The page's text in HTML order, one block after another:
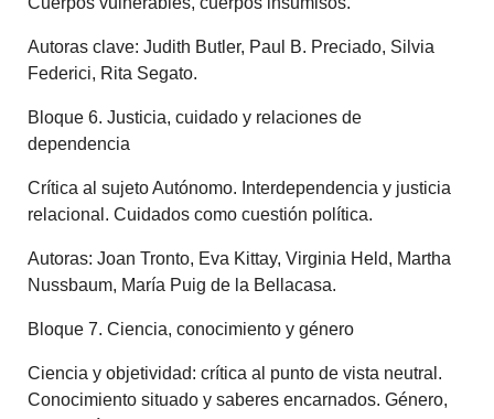
Autoras clave: Judith Butler, Paul B. Preciado, Silvia
Federici, Rita Segato.
Bloque 6. Justicia, cuidado y relaciones de
dependencia
Crítica al sujeto Autónomo. Interdependencia y justicia
relacional. Cuidados como cuestión política.
Autoras: Joan Tronto, Eva Kittay, Virginia Held, Martha
Nussbaum, María Puig de la Bellacasa.
Bloque 7. Ciencia, conocimiento y género
Ciencia y objetividad: crítica al punto de vista neutral.
Conocimiento situado y saberes encarnados. Género,